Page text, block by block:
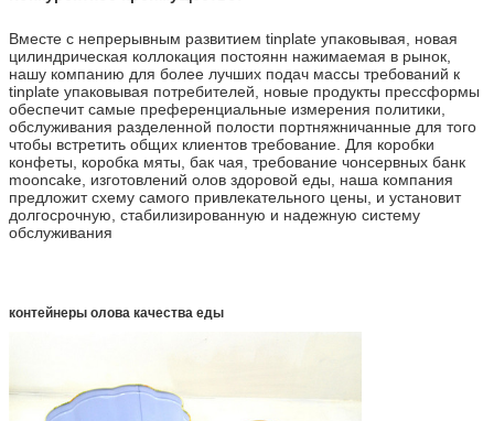
Вместе с непрерывным развитием tinplate упаковывая, новая
цилиндрическая коллокация постоянн нажимаемая в рынок,
нашу компанию для более лучших подач массы требований к
tinplate упаковывая потребителей, новые продукты прессформы
обеспечит самые преференциальные измерения политики,
обслуживания разделенной полости портняжничанные для того
чтобы встретить общих клиентов требование. Для коробки
конфеты, коробка мяты, бак чая, требование чонсервных банк
mooncake, изготовлений олов здоровой еды, наша компания
предложит схему самого привлекательного цены, и установит
долгосрочную, стабилизированную и надежную систему
обслуживания
контейнеры олова качества еды